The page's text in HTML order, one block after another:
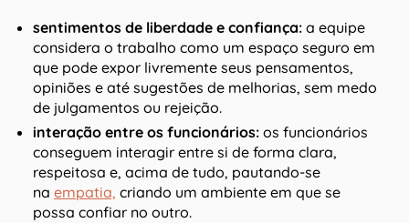
sentimentos de liberdade e confiança: a equipe
considera o trabalho como um espaço seguro em
que pode expor livremente seus pensamentos,
opiniões e até sugestões de melhorias, sem medo
de julgamentos ou rejeição.
interação entre os funcionários: os funcionários
conseguem interagir entre si de forma clara,
respeitosa e, acima de tudo, pautando-se
na empatia, criando um ambiente em que se
possa confiar no outro.